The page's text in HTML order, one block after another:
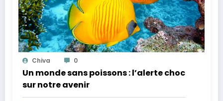
Chiva 0
Un monde sans poissons : l’alerte choc
sur notre avenir